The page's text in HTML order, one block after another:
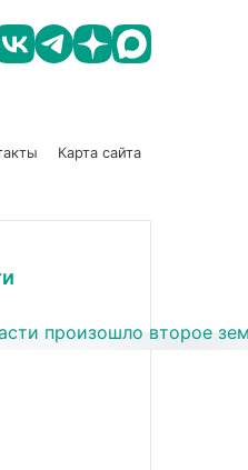
Карта сайта